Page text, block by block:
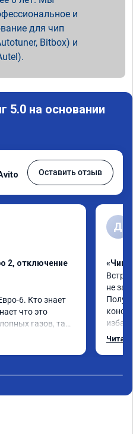
и
для чип
Bitbox) и
5.0 на основании
Оставить отзыв
2, отключение
6. Кто знает
что это
газов, там
и
все в срок как
на связи, дали
городе,
Д
«Чип
не